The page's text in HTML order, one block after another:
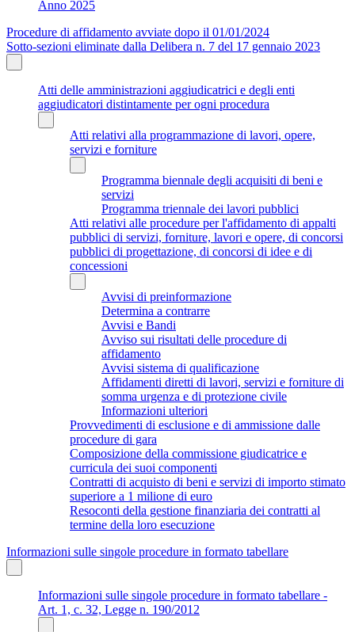
Anno 2025
Procedure di affidamento avviate dopo il 01/01/2024
Sotto-sezioni eliminate dalla Delibera n. 7 del 17 gennaio 2023
Atti delle amministrazioni aggiudicatrici e degli enti
aggiudicatori distintamente per ogni procedura
Atti relativi alla programmazione di lavori, opere,
servizi e forniture
Programma biennale degli acquisiti di beni e
servizi
Programma triennale dei lavori pubblici
Atti relativi alle procedure per l'affidamento di appalti
pubblici di servizi, forniture, lavori e opere, di concorsi
pubblici di progettazione, di concorsi di idee e di
concessioni
Avvisi di preinformazione
Determina a contrarre
Avvisi e Bandi
Avviso sui risultati delle procedure di
affidamento
Avvisi sistema di qualificazione
Affidamenti diretti di lavori, servizi e forniture di
somma urgenza e di protezione civile
Informazioni ulteriori
Provvedimenti di esclusione e di ammissione dalle
procedure di gara
Composizione della commissione giudicatrice e
curricula dei suoi componenti
Contratti di acquisto di beni e servizi di importo stimato
superiore a 1 milione di euro
Resoconti della gestione finanziaria dei contratti al
termine della loro esecuzione
Informazioni sulle singole procedure in formato tabellare
Informazioni sulle singole procedure in formato tabellare -
Art. 1, c. 32, Legge n. 190/2012